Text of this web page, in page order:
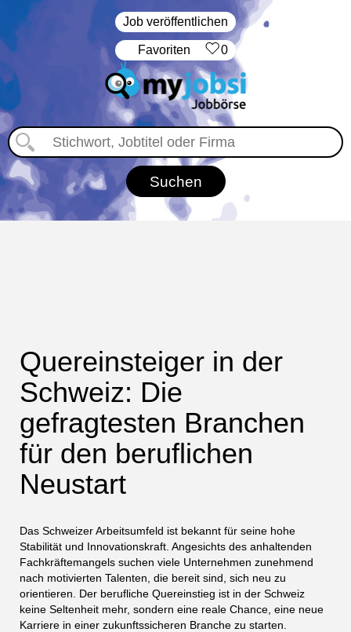
Job veröffentlichen
‏Favoriten 0
Quereinsteiger in der
Schweiz: Die
gefragtesten Branchen
für den beruflichen
Neustart
Das Schweizer Arbeitsumfeld ist bekannt für seine hohe
Stabilität und Innovationskraft. Angesichts des anhaltenden
Fachkräftemangels suchen viele Unternehmen zunehmend
nach motivierten Talenten, die bereit sind, sich neu zu
orientieren. Der berufliche Quereinstieg ist in der Schweiz
keine Seltenheit mehr, sondern eine reale Chance, eine neue
Karriere in einer zukunftssicheren Branche zu starten.